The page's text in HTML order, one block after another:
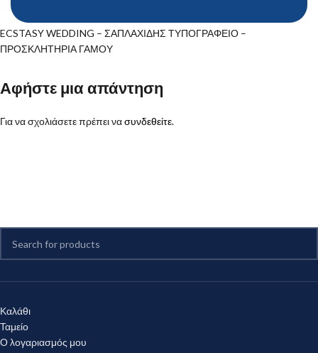
ECSTASY WEDDING – ΣΑΠΛΑΧΙΔΗΣ ΤΥΠΟΓΡΑΦΕΙΟ –
ΠΡΟΣΚΛΗΤΗΡΙΑ ΓΑΜΟΥ
Αφήστε μια απάντηση
Για να σχολιάσετε πρέπει νασυνδεθείτε.
Καλάθι
Ταμείο
Ο λογαριασμός μου